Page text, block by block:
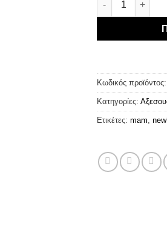
Κωδικός προϊόντος:
Κατηγορίες:
Ετικέτες: mam